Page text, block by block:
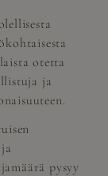
otetta
ja
pysyy